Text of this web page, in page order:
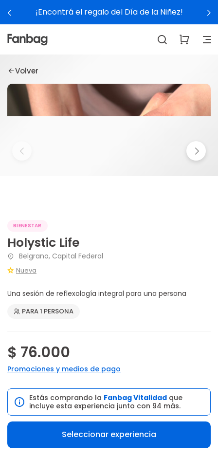
¡Encontrá el regalo del Día de la Niñez!
Volver
BIENESTAR
Holystic Life
Belgrano, Capital Federal
Nueva
Una sesión de reflexología integral para una persona
PARA 1 PERSONA
$ 76.000
Promociones y medios de pago
Estás comprando la Fanbag Vitalidad que
incluye esta experiencia junto con 94 más.
Seleccionar experiencia